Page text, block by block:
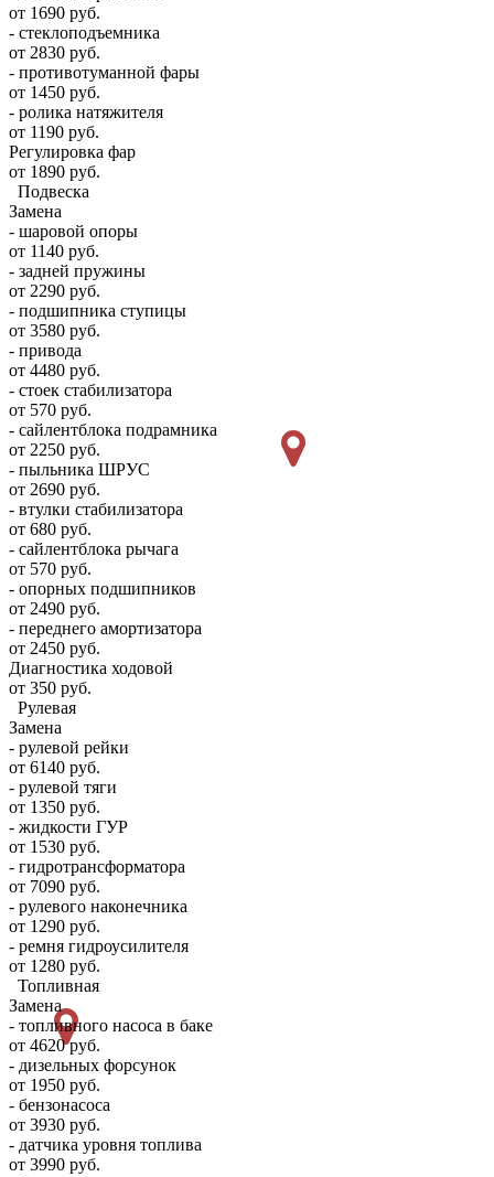
от 1690 руб.
- стеклоподъемника
от 2830 руб.
- противотуманной фары
от 1450 руб.
- ролика натяжителя
от 1190 руб.
Регулировка фар
от 1890 руб.
Подвеска
Замена
- шаровой опоры
от 1140 руб.
- задней пружины
от 2290 руб.
- подшипника ступицы
от 3580 руб.
- привода
от 4480 руб.
- стоек стабилизатора
от 570 руб.
- сайлентблока подрамника
от 2250 руб.
- пыльника ШРУС
от 2690 руб.
- втулки стабилизатора
от 680 руб.
- сайлентблока рычага
от 570 руб.
- опорных подшипников
от 2490 руб.
- переднего амортизатора
от 2450 руб.
Диагностика ходовой
от 350 руб.
Рулевая
Замена
- рулевой рейки
от 6140 руб.
- рулевой тяги
от 1350 руб.
- жидкости ГУР
от 1530 руб.
- гидротрансформатора
от 7090 руб.
- рулевого наконечника
от 1290 руб.
- ремня гидроусилителя
от 1280 руб.
Топливная
Замена
- топливного насоса в баке
от 4620 руб.
- дизельных форсунок
от 1950 руб.
- бензонасоса
от 3930 руб.
- датчика уровня топлива
от 3990 руб.